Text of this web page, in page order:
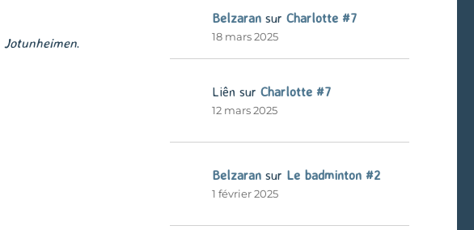
Jotunheimen.
Belzaransur Charlotte #7
18 mars 2025
Liên sur Charlotte #7
12 mars 2025
Belzaransur Le badminton #2
1 février 2025